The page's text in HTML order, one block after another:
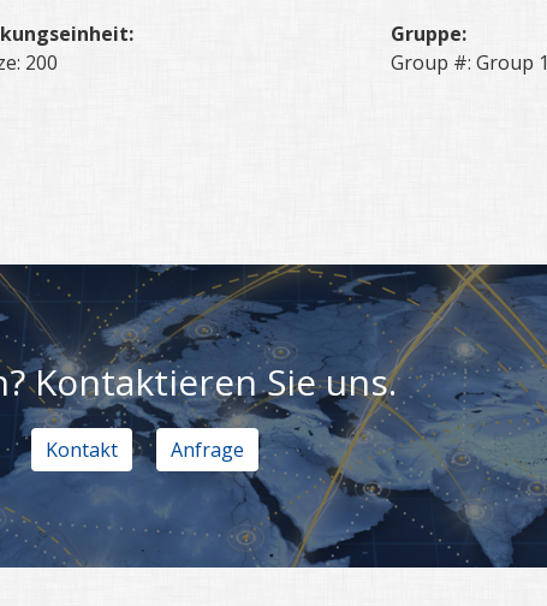
200
Gruppe:
Group #: Group 1
Kontaktieren Sie uns.
Kontakt Anfrage